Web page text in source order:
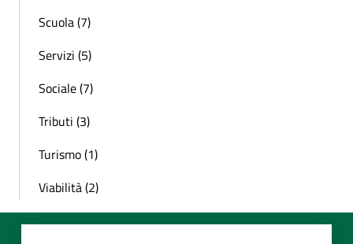
Scuola (7)
Servizi (5)
Sociale (7)
Tributi (3)
Turismo (1)
Viabilità (2)